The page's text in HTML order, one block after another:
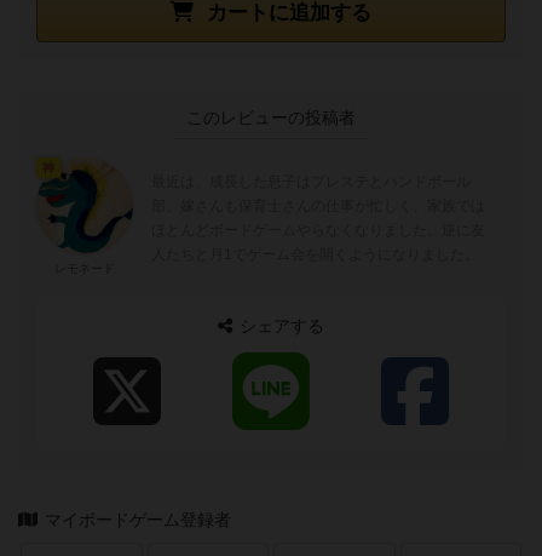
カートに追加する
このレビューの投稿者
シェアする
マイボードゲーム登録者